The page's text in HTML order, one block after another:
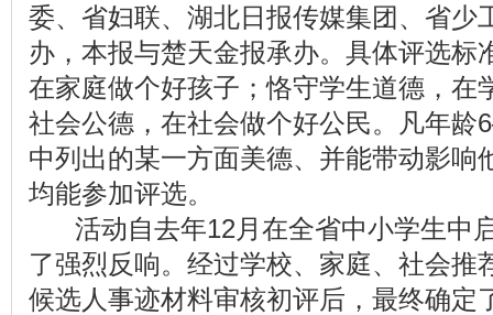
委、省妇联、湖北日报传媒集团、省少
办，本报与楚天金报承办。具体评选标
在家庭做个好孩子；恪守学生道德，在
社会公德，在社会做个好公民。凡年
中列出的某一方面美德、并能带动影响
均能参加评选。
活动自去年12月在全省中小学生中
了强烈反响。经过学校、家庭、社会推
候选人事迹材料审核初评后，最终确定